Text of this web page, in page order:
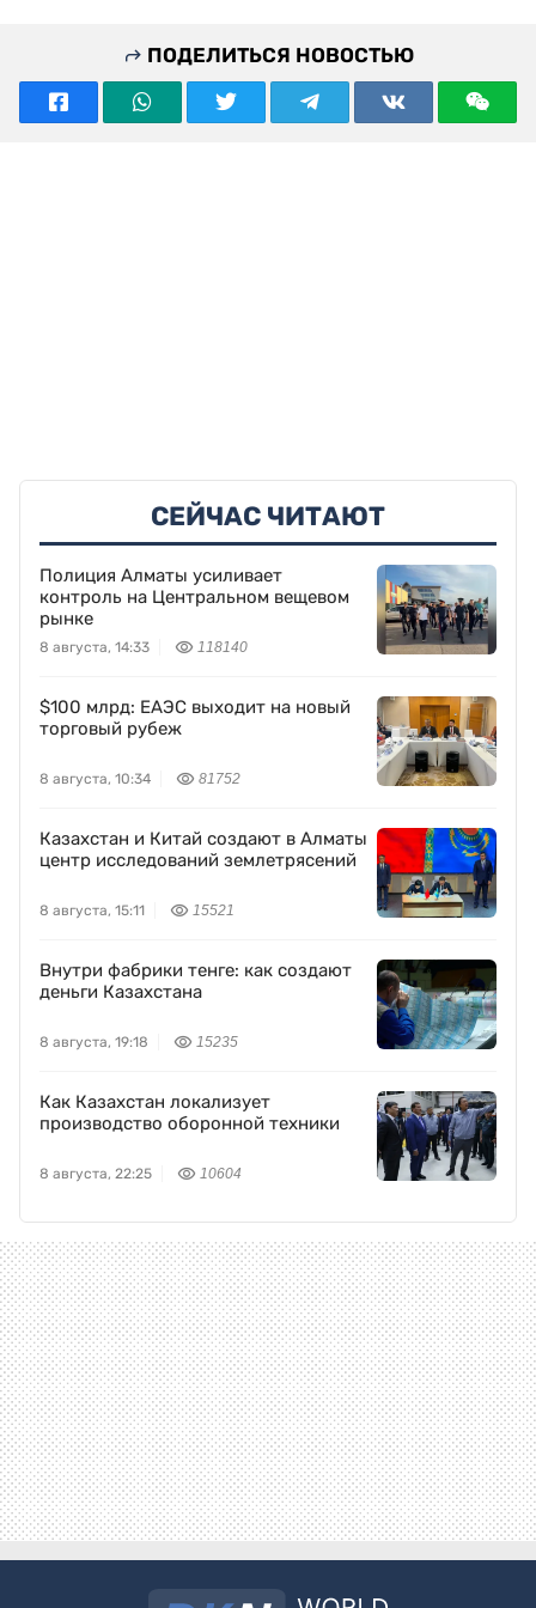
ПОДЕЛИТЬСЯ НОВОСТЬЮ
СЕЙЧАС ЧИТАЮТ
Полиция Алматы усиливает
контроль на Центральном вещевом
рынке
8 августа, 14:33 118140
$100 млрд: ЕАЭС выходит на новый
торговый рубеж
8 августа, 10:34 81752
Казахстан и Китай создают в Алматы
центр исследований землетрясений
8 августа, 15:11 15521
Внутри фабрики тенге: как создают
деньги Казахстана
8 августа, 19:18 15235
Как Казахстан локализует
производство оборонной техники
8 августа, 22:25 10604